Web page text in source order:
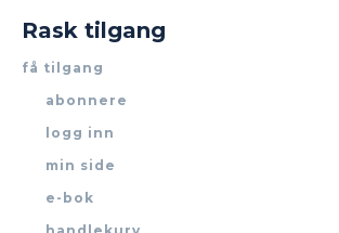
Rask tilgang
få tilgang
abonnere
logg inn
min side
e-bok